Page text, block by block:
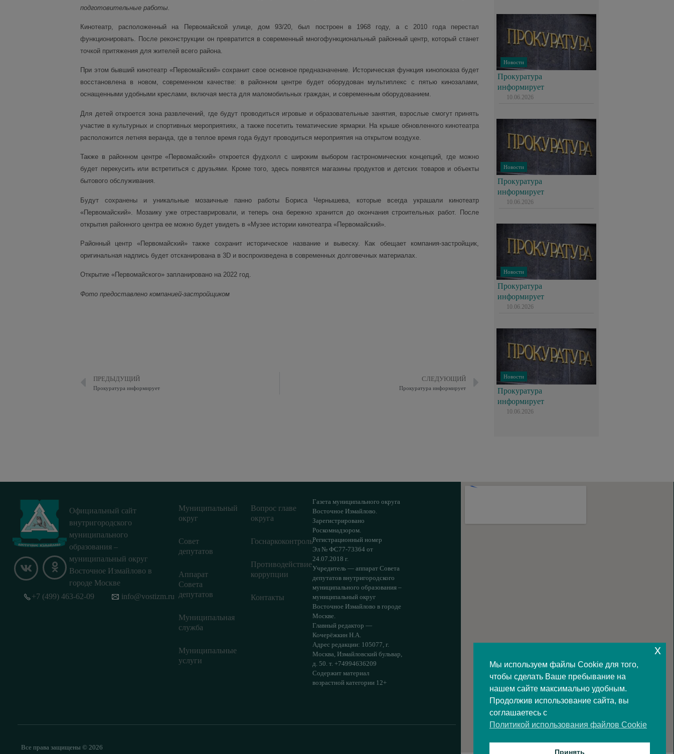
подготовительные работы.
Кинотеатр, расположенный на Первомайской улице, дом 93/20, был построен в 1968 году, а с 2010 года перестал
функционировать. После реконструкции он превратится в современный многофункциональный районный центр, который станет
точкой притяжения для жителей всего района.
При этом бывший кинотеатр «Первомайский» сохранит свое основное предназначение. Историческая функция кинопоказа будет
восстановлена в новом, современном качестве: в районном центре будет оборудован мультиплекс с пятью кинозалами,
оснащенными удобными креслами, включая места для маломобильных граждан, и современным оборудованием.
Для детей откроется зона развлечений, где будут проводиться игровые и образовательные занятия, взрослые смогут принять
участие в культурных и спортивных мероприятиях, а также посетить тематические ярмарки. На крыше обновленного кинотеатра
расположится летняя веранда, где в теплое время года будут проводиться мероприятия на открытом воздухе.
Также в районном центре «Первомайский» откроется фудхолл с широким выбором гастрономических концепций, где можно
будет перекусить или встретиться с друзьями. Кроме того, здесь появятся магазины продуктов и детских товаров и объекты
бытового обслуживания.
Будут сохранены и уникальные мозаичные панно работы Бориса Чернышева, которые всегда украшали кинотеатр
«Первомайский». Мозаику уже отреставрировали, и теперь она бережно хранится до окончания строительных работ. После
открытия районного центра ее можно будет увидеть в «Музее истории кинотеатра «Первомайский».
Районный центр «Первомайский» также сохранит историческое название и вывеску. Как обещает компания-застройщик,
оригинальная надпись будет отсканирована в 3D и воспроизведена в современных долговечных материалах.
Открытие «Первомайского» запланировано на 2022 год.
Фото предоставлено компанией-застройщиком
ПРЕДЫДУЩИЙ
Прокуратура информирует
СЛЕДУЮЩИЙ
Прокуратура информирует
Новости
Прокуратура
информирует
10.06.2026
Новости
Прокуратура
информирует
10.06.2026
Новости
Прокуратура
информирует
10.06.2026
Новости
Прокуратура
информирует
10.06.2026
Официальный сайт
внутригородского
муниципального
образования –
муниципальный округ
Восточное Измайлово в
городе Москве
Муниципальный
округ
Совет
депутатов
Аппарат
Совета
депутатов
Муниципальная
служба
Муниципальные
услуги
Вопрос главе
округа
Госнаркоконтроль
Противодействие
коррупции
Контакты
Газета муниципального округа
Восточное Измайлово.
Зарегистрировано
Роскомнадзором.
Регистрационный номер
Эл № ФС77-73364 от
24.07.2018 г.
Учредитель — аппарат Совета
депутатов внутригородского
муниципального образования –
муниципальный округ
Восточное Измайлово в городе
Москве.
Главный редактор —
Кочерёжкин Н.А.
Адрес редакции: 105077, г.
Москва, Измайловский бульвар,
д. 50. т. +74994636209
Содержит материал
возрастной категории 12+
+7 (499) 463-62-09 info@vostizm.ru
Все права защищены © 2026
Мы используем файлы Cookie для того,
чтобы сделать Ваше пребывание на
нашем сайте максимально удобным.
Продолжив использование сайта, вы
соглашаетесь с
Политикой использования файлов Cookie
Принять
x